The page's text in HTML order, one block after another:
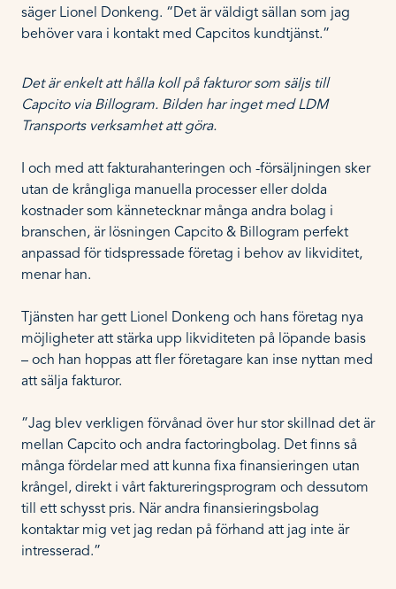
säger Lionel Donkeng. “Det är väldigt sällan som jag
behöver vara i kontakt med Capcitos kundtjänst.”
Det är enkelt att hålla koll på fakturor som säljs till
Capcito via Billogram. Bilden har inget med LDM
Transports verksamhet att göra.
I och med att fakturahanteringen och -försäljningen sker
utan de krångliga manuella processer eller dolda
kostnader som kännetecknar många andra bolag i
branschen, är lösningen Capcito & Billogram perfekt
anpassad för tidspressade företag i behov av likviditet,
menar han.
Tjänsten har gett Lionel Donkeng och hans företag nya
möjligheter att stärka upp likviditeten på löpande basis
– och han hoppas att fler företagare kan inse nyttan med
att sälja fakturor.
”Jag blev verkligen förvånad över hur stor skillnad det är
mellan Capcito och andra factoringbolag. Det finns så
många fördelar med att kunna fixa finansieringen utan
krångel, direkt i vårt faktureringsprogram och dessutom
till ett schysst pris. När andra finansieringsbolag
kontaktar mig vet jag redan på förhand att jag inte är
intresserad.”